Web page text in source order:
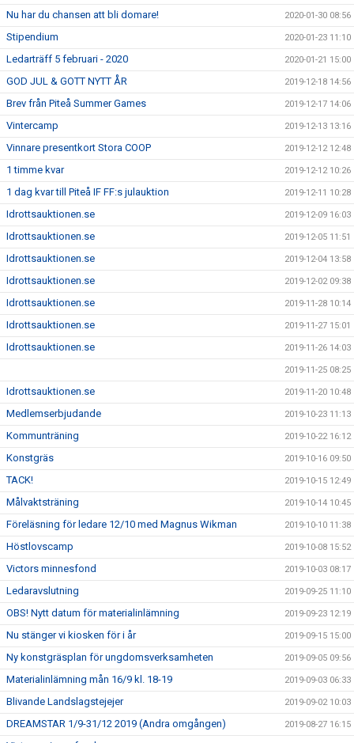
Nu har du chansen att bli domare! 2020-01-30 08:56
Stipendium 2020-01-23 11:10
Ledarträff 5 februari - 2020 2020-01-21 15:00
GOD JUL & GOTT NYTT ÅR 2019-12-18 14:56
Brev från Piteå Summer Games 2019-12-17 14:06
Vintercamp 2019-12-13 13:16
Vinnare presentkort Stora COOP 2019-12-12 12:48
1 timme kvar 2019-12-12 10:26
1 dag kvar till Piteå IF FF:s julauktion 2019-12-11 10:28
Idrottsauktionen.se 2019-12-09 16:03
Idrottsauktionen.se 2019-12-05 11:51
Idrottsauktionen.se 2019-12-04 13:58
Idrottsauktionen.se 2019-12-02 09:38
Idrottsauktionen.se 2019-11-28 10:14
Idrottsauktionen.se 2019-11-27 15:01
Idrottsauktionen.se 2019-11-26 14:03
2019-11-25 08:25
Idrottsauktionen.se 2019-11-20 10:48
Medlemserbjudande 2019-10-23 11:13
Kommunträning 2019-10-22 16:12
Konstgräs 2019-10-16 09:50
TACK! 2019-10-15 12:49
Målvaktsträning 2019-10-14 10:45
Föreläsning för ledare 12/10 med Magnus Wikman 2019-10-10 11:38
Höstlovscamp 2019-10-08 15:52
Victors minnesfond 2019-10-03 08:17
Ledaravslutning 2019-09-25 11:10
OBS! Nytt datum för materialinlämning 2019-09-23 12:19
Nu stänger vi kiosken för i år 2019-09-15 15:00
Ny konstgräsplan för ungdomsverksamheten 2019-09-05 09:56
Materialinlämning mån 16/9 kl. 18-19 2019-09-03 06:33
Blivande Landslagstejejer 2019-09-02 10:03
DREAMSTAR 1/9-31/12 2019 (Andra omgången) 2019-08-27 16:15